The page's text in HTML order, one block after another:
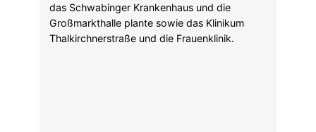
das Schwabinger Krankenhaus und die
Großmarkthalle plante sowie das Klinikum
Thalkirchnerstraße und die Frauenklinik.